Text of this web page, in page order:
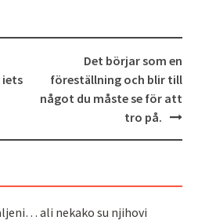
iets
Det börjar som en
föreställning och blir till
något du måste se för att
tro på.
ali nekako su njihovi